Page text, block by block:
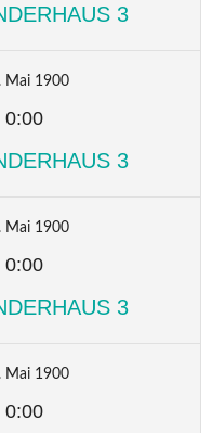
3
Mai 1900
0:00
3
Mai 1900
0:00
3
Mai 1900
0:00